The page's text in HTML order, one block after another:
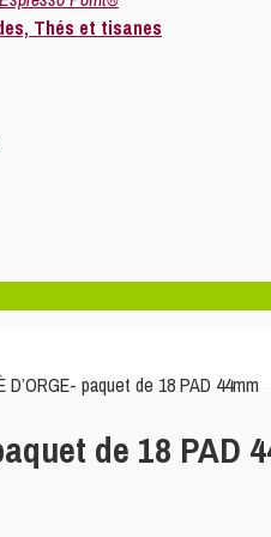
Thés et tisanes
D’ORGE- paquet de 18 PAD 44mm
de 18 PAD